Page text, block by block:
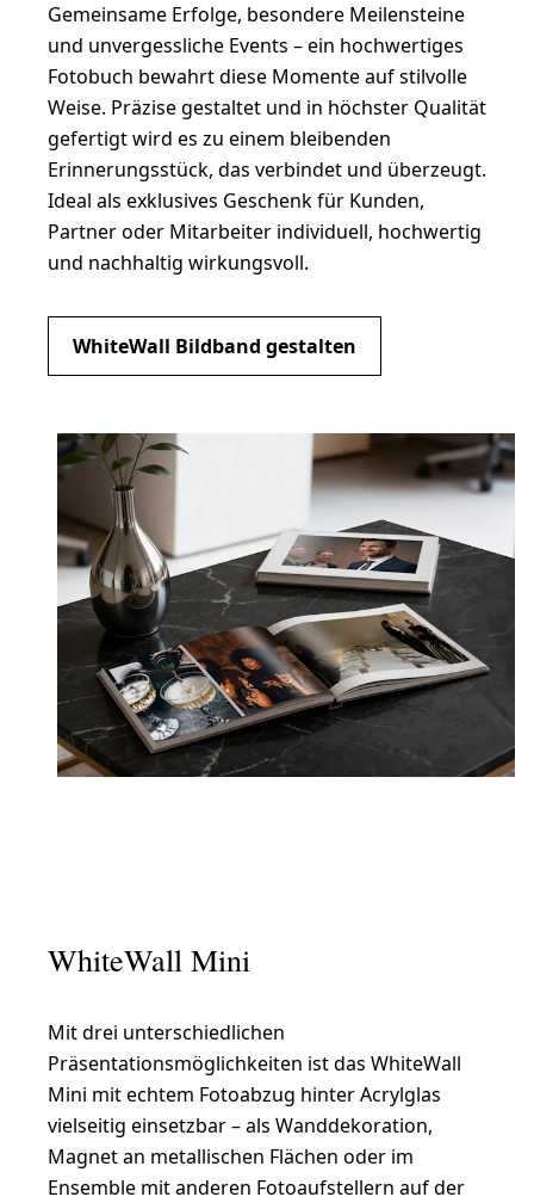
Gemeinsame Erfolge, besondere Meilensteine
und unvergessliche Events – ein hochwertiges
Fotobuch bewahrt diese Momente auf stilvolle
Weise. Präzise gestaltet und in höchster Qualität
gefertigt wird es zu einem bleibenden
Erinnerungsstück, das verbindet und überzeugt.
Ideal als exklusives Geschenk für Kunden,
Partner oder Mitarbeiter individuell, hochwertig
und nachhaltig wirkungsvoll.
WhiteWall Bildband gestalten
WhiteWall Mini
Mit drei unterschiedlichen
Präsentationsmöglichkeiten ist das WhiteWall
Mini mit echtem Fotoabzug hinter Acrylglas
vielseitig einsetzbar – als Wanddekoration,
Magnet an metallischen Flächen oder im
Ensemble mit anderen Fotoaufstellern auf der